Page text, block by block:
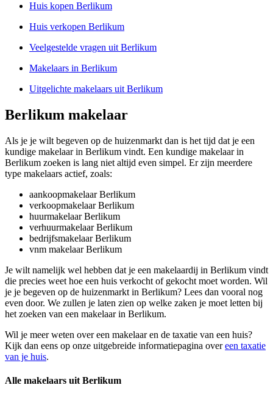
Huis kopen Berlikum
Huis verkopen Berlikum
Veelgestelde vragen uit Berlikum
Makelaars in Berlikum
Uitgelichte makelaars uit Berlikum
Berlikum makelaar
Als je je wilt begeven op de huizenmarkt dan is het tijd dat je een
kundige makelaar in Berlikum vindt. Een kundige makelaar in
Berlikum zoeken is lang niet altijd even simpel. Er zijn meerdere
type makelaars actief, zoals:
aankoopmakelaar Berlikum
verkoopmakelaar Berlikum
huurmakelaar Berlikum
verhuurmakelaar Berlikum
bedrijfsmakelaar Berlikum
vnm makelaar Berlikum
Je wilt namelijk wel hebben dat je een makelaardij in Berlikum vindt
die precies weet hoe een huis verkocht of gekocht moet worden. Wil
je je begeven op de huizenmarkt in Berlikum? Lees dan vooral nog
even door. We zullen je laten zien op welke zaken je moet letten bij
het zoeken van een makelaar in Berlikum.
Wil je meer weten over een makelaar en de taxatie van een huis?
Kijk dan eens op onze uitgebreide informatiepagina overeen taxatie
van je huis.
Alle makelaars uit Berlikum